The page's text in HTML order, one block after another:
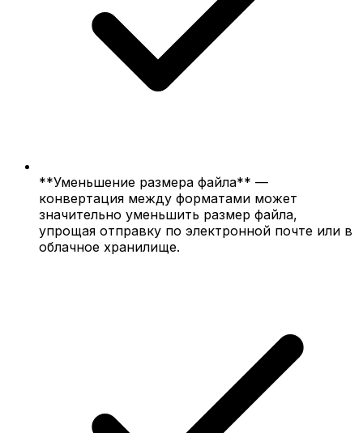
**Уменьшение размера файла** —
конвертация между форматами может
значительно уменьшить размер файла,
упрощая отправку по электронной почте или в
облачное хранилище.